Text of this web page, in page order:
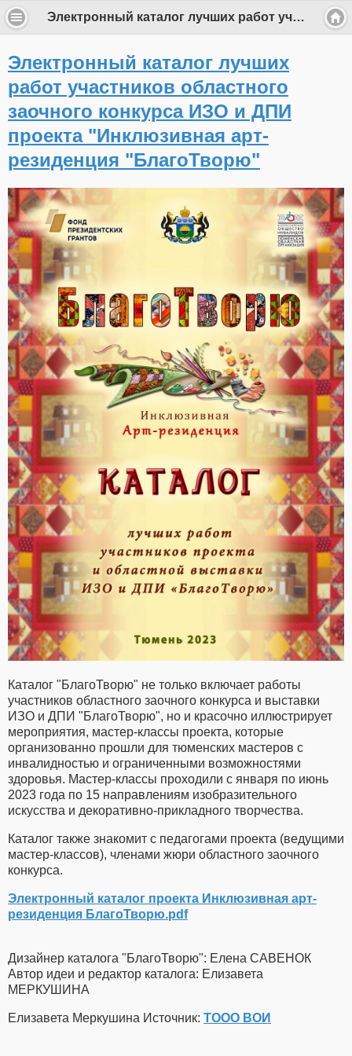
Электронный каталог лучших работ участников областного заочного конкурса ИЗО и ДПИ проекта "Инклюзивная арт-резиденция "БлагоТворю"
Электронный каталог лучших
работ участников областного
заочного конкурса ИЗО и ДПИ
проекта "Инклюзивная арт-
резиденция "БлагоТворю"
Каталог "БлагоТворю" не только включает работы
участников областного заочного конкурса и выставки
ИЗО и ДПИ "БлагоТворю", но и красочно иллюстрирует
мероприятия, мастер-классы проекта, которые
организованно прошли для тюменских мастеров с
инвалидностью и ограниченными возможностями
здоровья. Мастер-классы проходили с января по июнь
2023 года по 15 направлениям изобразительного
искусства и декоративно-прикладного творчества.
Каталог также знакомит с педагогами проекта (ведущими
мастер-классов), членами жюри областного заочного
конкурса.
Электронный каталог проекта Инклюзивная арт-
резиденция БлагоТворю.pdf
Дизайнер каталога "БлагоТворю": Елена САВЕНОК
Автор идеи и редактор каталога: Елизавета
МЕРКУШИНА
Елизавета Меркушина Источник: ТООО ВОИ